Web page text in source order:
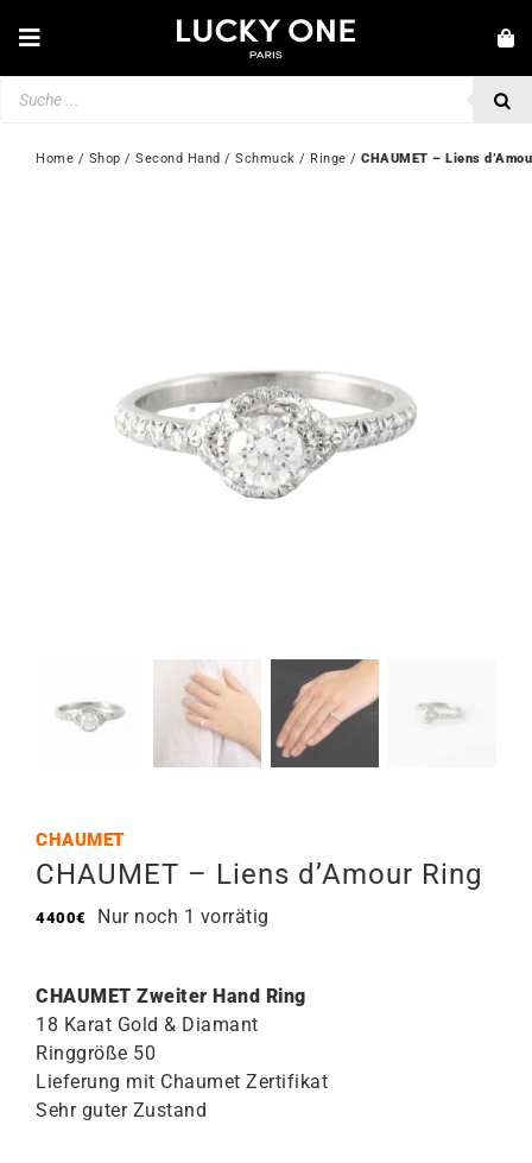
InhaltToggle
Navigation
Home / Shop / Second Hand / Schmuck / Ringe / CHAUMET – Liens
CHAUMET
CHAUMET – Liens d’Amour Ring
4400€ Nur noch 1 vorrätig
CHAUMET Zweiter Hand Ring
18 Karat Gold & Diamant
Ringgröße 50
Lieferung mit Chaumet Zertifikat
Sehr guter Zustand